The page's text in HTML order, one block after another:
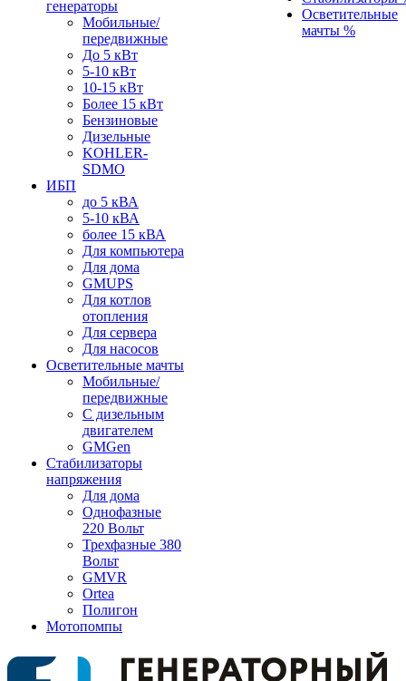
генераторы
Мобильные/
передвижные
До 5 кВт
5-10 кВт
10-15 кВт
Более 15 кВт
Бензиновые
Дизельные
KOHLER-
SDMO
ИБП
до 5 кВА
5-10 кВА
более 15 кВА
Для компьютера
Для дома
GMUPS
Для котлов
отопления
Для сервера
Для насосов
Осветительные мачты
Мобильные/
передвижные
С дизельным
двигателем
GMGen
Стабилизаторы
напряжения
Для дома
Однофазные
220 Вольт
Трехфазные 380
Вольт
GMVR
Ortea
Полигон
Мотопомпы
Осветительные
мачты %